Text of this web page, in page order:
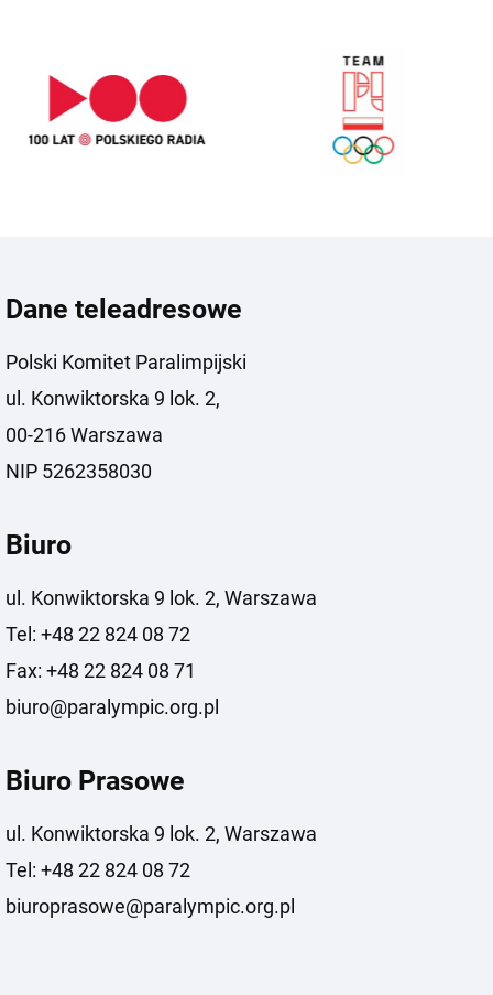
Dane teleadresowe
Polski Komitet Paralimpijski
ul. Konwiktorska 9 lok. 2,
00-216 Warszawa
NIP 5262358030
Biuro
ul. Konwiktorska 9 lok. 2, Warszawa
Tel: +48 22 824 08 72
Fax: +48 22 824 08 71
biuro@paralympic.org.pl
Biuro Prasowe
ul. Konwiktorska 9 lok. 2, Warszawa
Tel: +48 22 824 08 72
biuroprasowe@paralympic.org.pl